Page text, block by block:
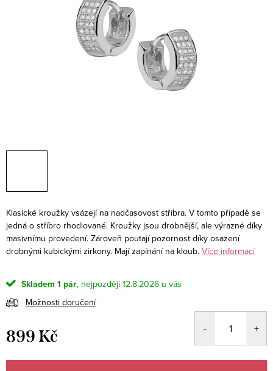
Klasické kroužky vsázejí na nadčasovost stříbra. V tomto případě se
jedná o stříbro rhodiované. Kroužky jsou drobnější, ale výrazné díky
masivnímu provedení. Zároveň poutají pozornost díky osazení
drobnými kubickými zirkony. Mají zapínání na kloub. Více informací
Skladem 1 pár
12.8.2026
Možnosti doručení
899 Kč
cena: